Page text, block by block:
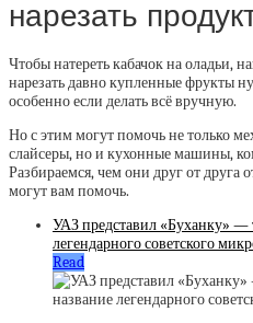
нарезать
Чтобы натереть кабачок на оладьи,
нарезать давно купленные фрукты
особенно если делать всё вручную.
Но с этим могут помочь не только
слайсеры, но и кухонные машины,
Разбираемся, чем они друг от друга
могут вам помочь.
УАЗ представил «Буханку» —
легендарного советского
Read